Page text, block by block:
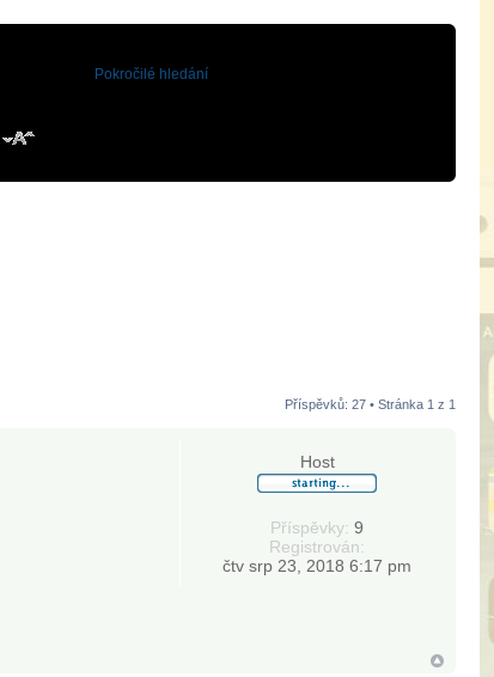
Pokročilé hledání
Příspěvků: 27 • Stránka 1 z 1
Host
Příspěvky: 9
Registrován:
čtv srp 23, 2018 6:17 pm